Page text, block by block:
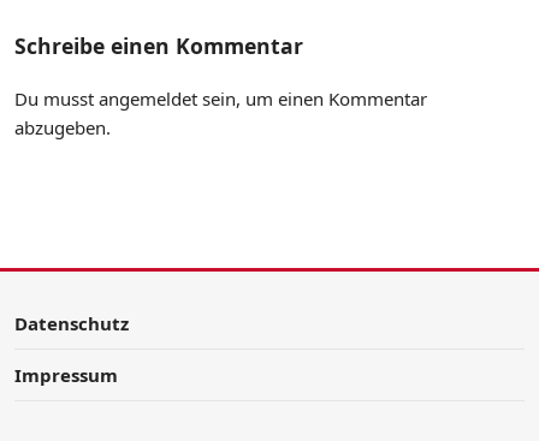
Schreibe einen Kommentar
Du musst angemeldet sein, um einen Kommentar
abzugeben.
Datenschutz
Impressum